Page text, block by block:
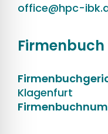
office@hpc-
Firmenbuch
Klagenfurt